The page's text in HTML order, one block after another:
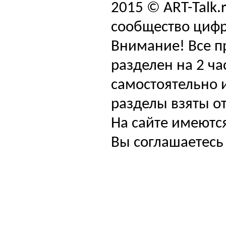
2015 © ART-
сообщество
Внимание! Все
разделен на 2
самостоятельно
разделы взяты
На сайте
Вы